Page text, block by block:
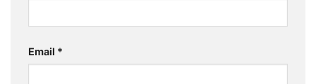
Email *